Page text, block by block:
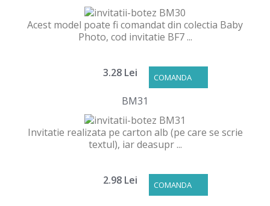
Acest model poate fi comandat din colectia Baby
Photo, cod invitatie BF7 ...
COMANDA
3.28 Lei
BM31
Invitatie realizata pe carton alb (pe care se scrie
textul), iar deasupr ...
COMANDA
2.98 Lei